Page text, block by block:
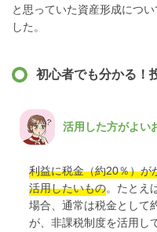
と思っていた資産形成につ
した。
初心者でも分かる！
活用した方がよい
利益に税金（約20％）が
活用したいもの。たとえ
場合、通常は税金として
が、非課税制度を活用し